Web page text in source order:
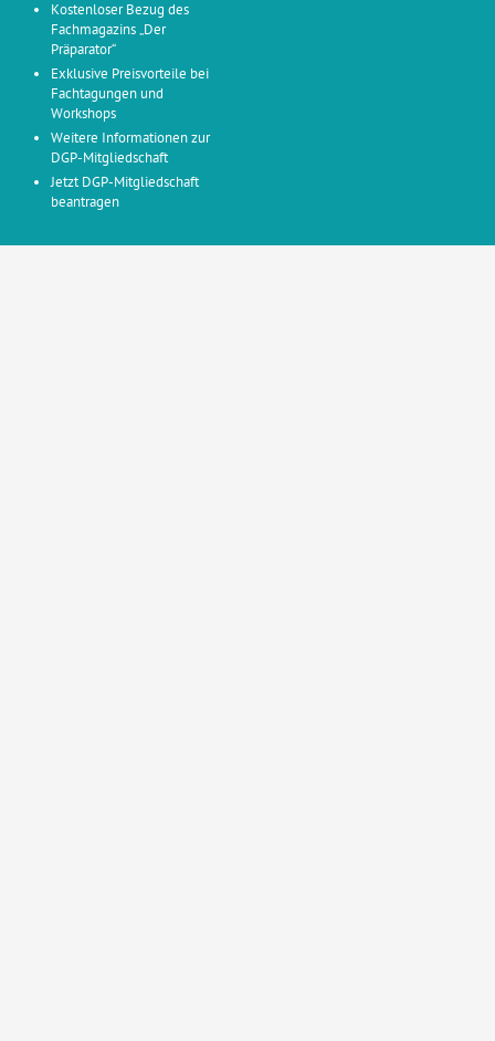
Kostenloser Bezug des
Fachmagazins „Der
Präparator“
Exklusive Preisvorteile bei
Fachtagungen und
Workshops
Weitere Informationen zur
DGP-Mitgliedschaft
Jetzt DGP-Mitgliedschaft
beantragen